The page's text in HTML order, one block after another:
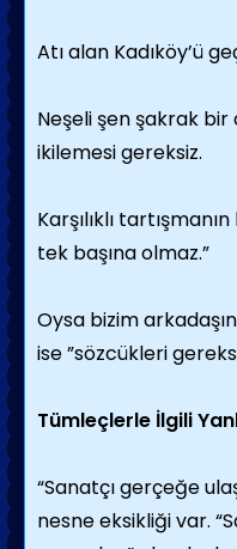
Atı alan Kadıköy’ü
Neşeli şen şakrak bir
ikilemesi gereksiz.
Karşılıklı
tek başına olmaz.”
Oysa bizim
ise ”sözcükleri
Tümleçlerle İlgili
“Sanatçı gerçeğe
nesne eksikliği var.